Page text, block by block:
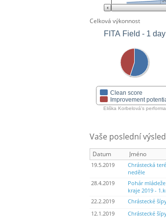
Celková výkonnost
FITA Field - 1 day
Clean score
Improvement
Eliška Korbelová's
Vaše poslední
Datum Jméno
19.5.2019
Chrástecká
neděle
28.4.2019
Pohár
kraje 2019 -
22.2.2019 Chrástecké
12.1.2019
Chrástecké